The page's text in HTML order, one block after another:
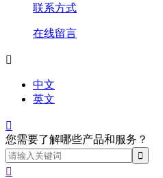
联系方式
在线留言

中文
英文

您需要了解哪些产品和服务？
